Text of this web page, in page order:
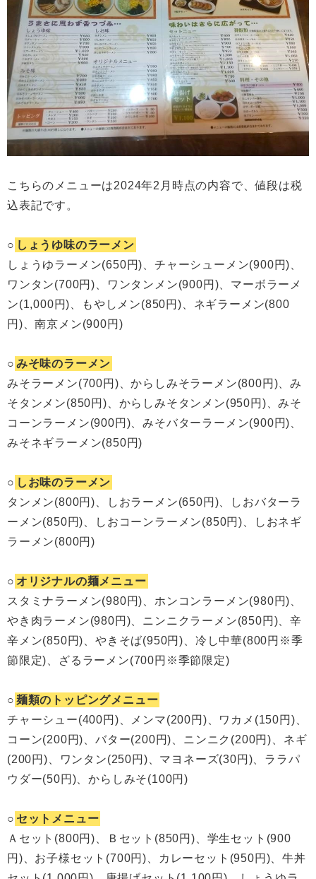
こちらのメニューは2024年2月時点の内容で、値段は税
込表記です。
○ しょうゆ味のラーメン
しょうゆラーメン(650円)、チャーシューメン(900円)、
ワンタン(700円)、ワンタンメン(900円)、マーボラーメ
ン(1,000円)、もやしメン(850円)、ネギラーメン(800
円)、南京メン(900円)
○ みそ味のラーメン
みそラーメン(700円)、からしみそラーメン(800円)、み
そタンメン(850円)、からしみそタンメン(950円)、みそ
コーンラーメン(900円)、みそバターラーメン(900円)、
みそネギラーメン(850円)
○ しお味のラーメン
タンメン(800円)、しおラーメン(650円)、しおバターラ
ーメン(850円)、しおコーンラーメン(850円)、しおネギ
ラーメン(800円)
○ オリジナルの麺メニュー
スタミナラーメン(980円)、ホンコンラーメン(980円)、
やき肉ラーメン(980円)、ニンニクラーメン(850円)、辛
辛メン(850円)、やきそば(950円)、冷し中華(800円※季
節限定)、ざるラーメン(700円※季節限定)
○ 麺類のトッピングメニュー
チャーシュー(400円)、メンマ(200円)、ワカメ(150円)、
コーン(200円)、バター(200円)、ニンニク(200円)、ネギ
(200円)、ワンタン(250円)、マヨネーズ(30円)、ララパ
ウダー(50円)、からしみそ(100円)
○ セットメニュー
Ａセット(800円)、Ｂセット(850円)、学生セット(900
円)、お子様セット(700円)、カレーセット(950円)、牛丼